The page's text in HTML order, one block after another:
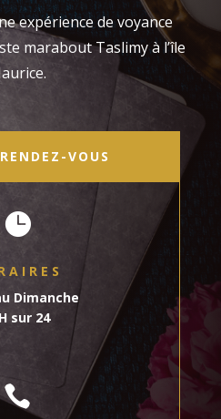
expérience de voyance
marabout Taslimy à l’île
VOUS

Dimanche
sur 24
